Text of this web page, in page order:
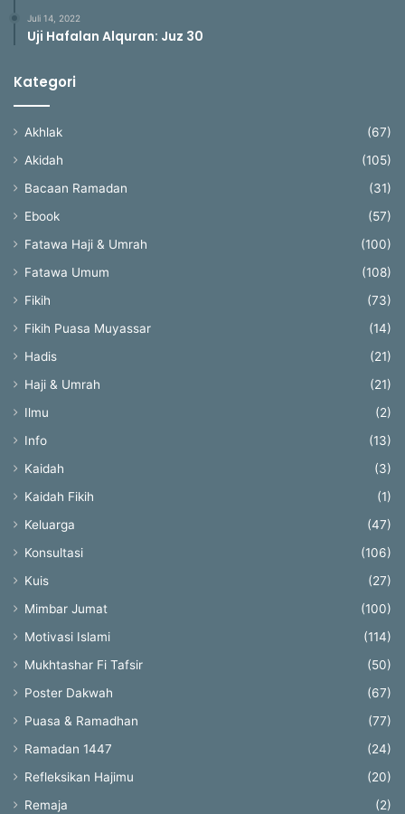
Juli 14, 2022
Uji Hafalan Alquran: Juz 30
Kategori
Akhlak
(67)
Akidah
(105)
Bacaan Ramadan
(31)
Ebook
(57)
Fatawa Haji & Umrah
(100)
Fatawa Umum
(108)
Fikih
(73)
Fikih Puasa Muyassar
(14)
Hadis
(21)
Haji & Umrah
(21)
Ilmu
(2)
Info
(13)
Kaidah
(3)
Kaidah Fikih
(1)
Keluarga
(47)
Konsultasi
(106)
Kuis
(27)
Mimbar Jumat
(100)
Motivasi Islami
(114)
Mukhtashar Fi Tafsir
(50)
Poster Dakwah
(67)
Puasa & Ramadhan
(77)
Ramadan 1447
(24)
Refleksikan Hajimu
(20)
Remaja
(2)